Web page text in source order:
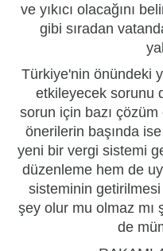
ve yıkıcı olacağını
gibi sıradan
Türkiye'nin önündeki
etkileyecek sorunu
sorun için bazı çözüm
önerilerin başında
yeni bir vergi sistemi
düzenleme hem de
sisteminin
şey olur mu olmaz mı
de